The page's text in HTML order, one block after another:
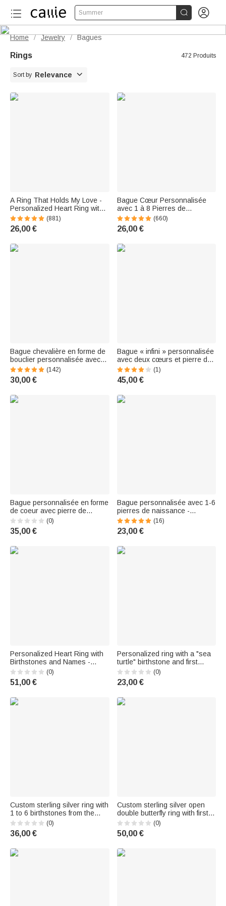
Summer  
Home / Jewelry / Bagues
Rings 472 Produits
Sort by Relevance 
A Ring That Holds My Love -
Personalized Heart Ring with
2 to 7 Names(881)
26,00 €
Bague Cœur Personnalisée
avec 1 à 8 Pierres de
Naissance et Noms Gravés
Bijou de Famille Cadeau
Anniversaire Fête des Mères
(660)
26,00 €
Bague chevalière en forme de
bouclier personnalisée avec
armoiries de famille - Texte
gravé au choix - Cadeau fête
pour la famille
(142)
30,00 €
Bague « infini » personnalisée
avec deux cœurs et pierre de
naissance, motif minimaliste et
inscription – Cadeau
d'anniversaire ou de fête pour
(1)
45,00 €
Bague personnalisée en forme
de coeur avec pierre de
naissance Bijoux délicats
Anniversaires Cadeau de fête
des mères pour les femmes
(0)
35,00 €
Bague personnalisée avec 1-6
pierres de naissance -
Cadeau d'anniversaire fête
des Mères Saint-Valentin pour
les femmes
(16)
23,00 €
Personalized Heart Ring with
Birthstones and Names -
Valentine's Day Gift for Women
(0)
51,00 €
Personalized ring with a "sea
turtle" birthstone and first
name – A sophisticated piece
of jewelry, perfect as a birthday
or wedding gift for women who
(0)
23,00 €
Custom sterling silver ring with
1 to 6 birthstones from the
“Marquise” collection,
engraved name and text –
Birthday or wedding gift for
(0)
36,00 €
Custom sterling silver open
double butterfly ring with first
name – A sophisticated piece
of jewelry, perfect as a birthday
or wedding gift for Mom, your
(0)
50,00 €